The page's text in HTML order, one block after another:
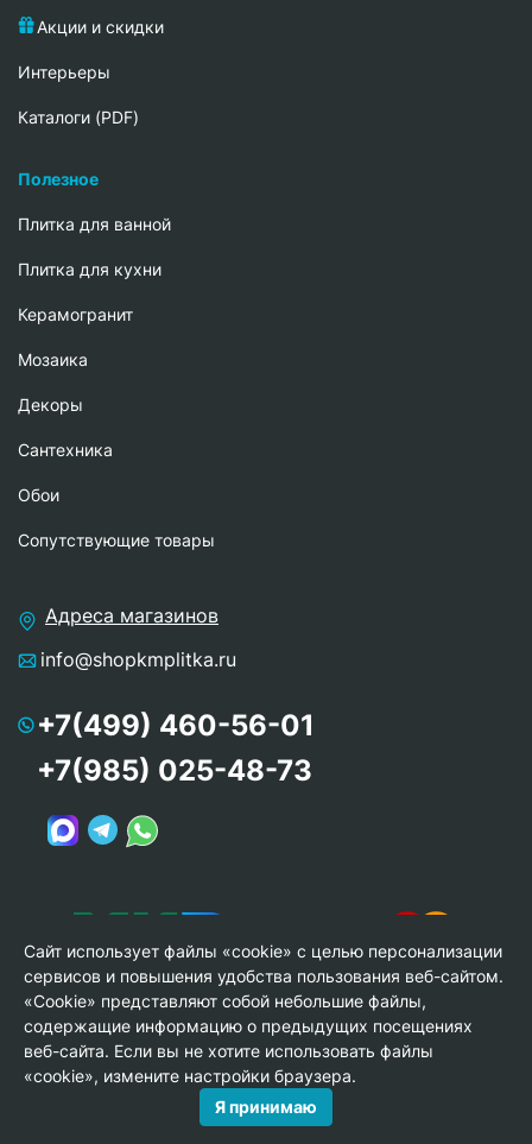
Акции и скидки
Интерьеры
Каталоги (PDF)
Полезное
Плитка для ванной
Плитка для кухни
Керамогранит
Мозаика
Декоры
Сантехника
Обои
Сопутствующие товары
Адреса магазинов
info@shopkmplitka.ru
+7(499) 460-56-01
+7(985) 025-48-73
© Copyright 2013-2026 KERAMA MARAZZI, ООО «Гамма
Керамика»
Сайт использует файлы «cookie» с целью персонализации
сервисов и повышения удобства пользования веб-сайтом.
«Cookie» представляют собой небольшие файлы,
содержащие информацию о предыдущих посещениях
веб-сайта. Если вы не хотите использовать файлы
«cookie», измените настройки браузера.
Я принимаю